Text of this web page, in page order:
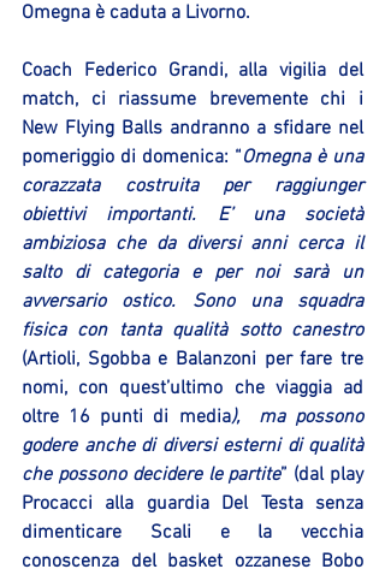
Omegna è caduta a Livorno.
Coach Federico Grandi, alla vigilia del
match, ci riassume brevemente chi i
New Flying Balls andranno a sfidare nel
pomeriggio di domenica: “Omegna è una
corazzata costruita per raggiunger
obiettivi importanti. E’ una società
ambiziosa che da diversi anni cerca il
salto di categoria e per noi sarà un
avversario ostico. Sono una squadra
fisica con tanta qualità sotto canestro
(Artioli, Sgobba e Balanzoni per fare tre
nomi, con quest’ultimo che viaggia ad
oltre 16 punti di media),  ma possono
godere anche di diversi esterni di qualità
che possono decidere le partite” (dal play
Procacci alla guardia Del Testa senza
dimenticare Scali e la vecchia
conoscenza del basket ozzanese Bobo